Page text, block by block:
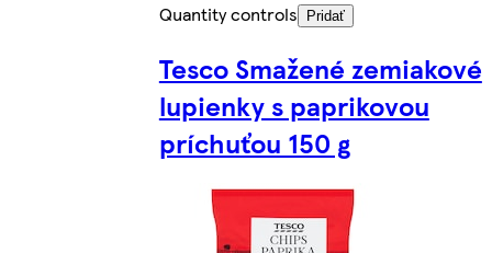
Quantity controls
Pridať
Tesco Smažené zemiakové
lupienky s paprikovou
príchuťou 150 g